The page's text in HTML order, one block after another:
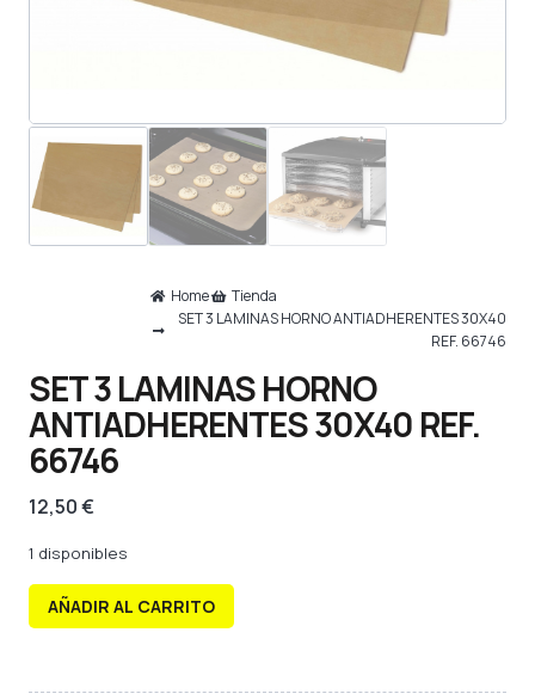
Home
Tienda
SET 3 LAMINAS HORNO ANTIADHERENTES 30X40
REF. 66746
SET 3 LAMINAS HORNO
ANTIADHERENTES 30X40 REF.
66746
12,50€
1 disponibles
AÑADIR AL CARRITO